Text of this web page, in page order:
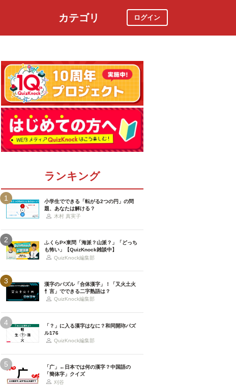
カテゴリ ログイン
ランキング
1
小学生でできる「転がる2つの円」の問
題、あなたは解ける？
木村 真実子
2
ふくらP×東問「海派？山派？」「どっち
も怖い」【QuizKnock雑談中】
QuizKnock編集部
3
漢字のパズル「合体漢字」！「又火土火
忄言」でできる二字熟語は？
QuizKnock編集部
4
「？」に入る漢字はなに？和同開珎パズ
ル176
QuizKnock編集部
5
「广」←日本では何の漢字？中国語の
「簡体字」クイズ
刈谷